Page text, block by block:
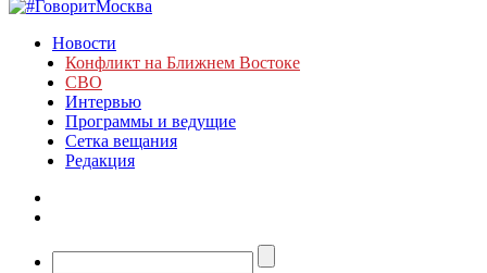
Новости
Конфликт на Ближнем Востоке
СВО
Интервью
Программы и ведущие
Сетка вещания
Редакция